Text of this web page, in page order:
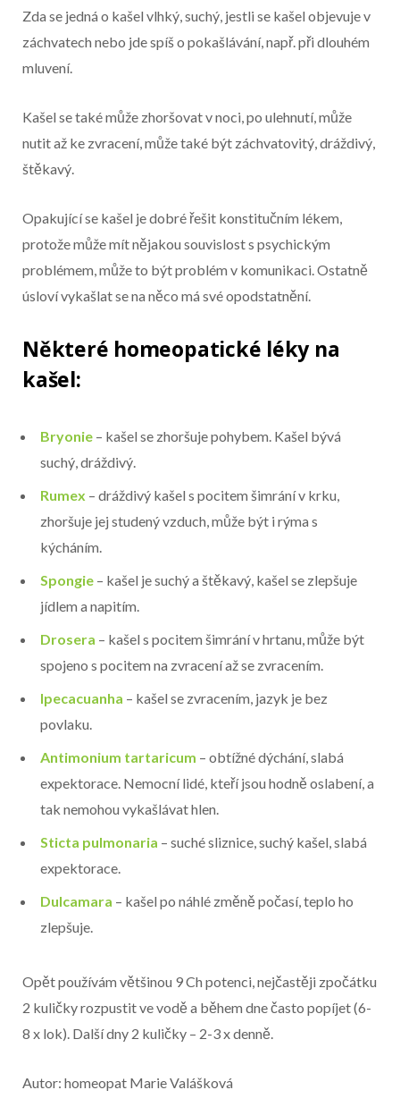
Konec reklamy
Zda se jedná o kašel vlhký, suchý, jestli se kašel objevuje v
záchvatech nebo jde spíš o pokašlávání, např. při dlouhém
mluvení.
Kašel se také může zhoršovat v noci, po ulehnutí, může
nutit až ke zvracení, může také být záchvatovitý, dráždivý,
štěkavý.
Opakující se kašel je dobré řešit konstitučním lékem,
protože může mít nějakou souvislost s psychickým
problémem, může to být problém v komunikaci. Ostatně
úsloví vykašlat se na něco má své opodstatnění.
Některé homeopatické léky na
kašel:
Bryonie – kašel se zhoršuje pohybem. Kašel bývá
suchý, dráždivý.
Rumex – dráždivý kašel s pocitem šimrání v krku,
zhoršuje jej studený vzduch, může být i rýma s
kýcháním.
Spongie – kašel je suchý a štěkavý, kašel se zlepšuje
jídlem a napitím.
Drosera – kašel s pocitem šimrání v hrtanu, může být
spojeno s pocitem na zvracení až se zvracením.
Ipecacuanha – kašel se zvracením, jazyk je bez
povlaku.
Antimonium tartaricum – obtížné dýchání, slabá
expektorace. Nemocní lidé, kteří jsou hodně oslabení, a
tak nemohou vykašlávat hlen.
Sticta pulmonaria – suché sliznice, suchý kašel, slabá
expektorace.
Dulcamara – kašel po náhlé změně počasí, teplo ho
zlepšuje.
Opět používám většinou 9 Ch potenci, nejčastěji zpočátku
2 kuličky rozpustit ve vodě a během dne často popíjet (6-
8 x lok). Další dny 2 kuličky – 2-3 x denně.
Autor: homeopat Marie Valášková